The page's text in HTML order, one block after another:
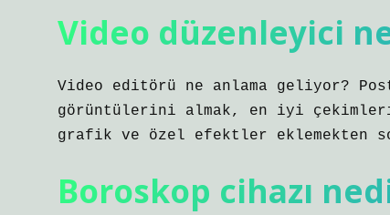
Video düzenleyici
Video editörü ne anlama geliyor?
görüntülerini almak, en iyi çekimleri
grafik ve özel efektler eklemekten
Boroskop cihazı